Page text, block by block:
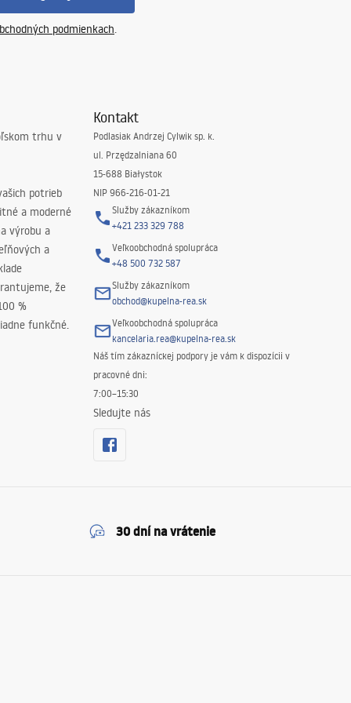
podmienkach.
trhu v
potrieb
a moderné
výrobu a
a
že
%
funkčné.
Kontakt
Podlasiak Andrzej Cylwik sp. k.
ul. Przędzalniana 60
15-688 Białystok
NIP 966-216-01-21
Služby zákazníkom
+421 233 329 788
Veľkoobchodná spolupráca
+48 500 732 587
Služby zákazníkom
obchod@kupelna-rea.sk
Veľkoobchodná spolupráca
kancelaria.rea@kupelna-rea.sk
Náš tím zákazníckej podpory je vám k dispozícii v
pracovné dni:
7:00–15:30
Sledujte nás
30 dní na vrátenie